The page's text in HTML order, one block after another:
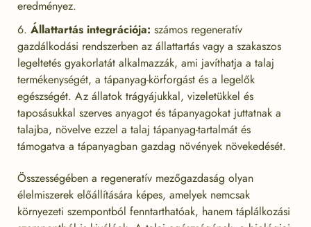
eredményez.
Állattartás integrációja: számos regeneratív
gazdálkodási rendszerben az állattartás vagy a szakaszos
legeltetés gyakorlatát alkalmazzák, ami javíthatja a talaj
termékenységét, a tápanyag-körforgást és a legelők
egészségét. Az állatok trágyájukkal, vizeletükkel és
taposásukkal szerves anyagot és tápanyagokat juttatnak a
talajba, növelve ezzel a talaj tápanyag-tartalmát és
támogatva a tápanyagban gazdag növények növekedését.
Összességében a regeneratív mezőgazdaság olyan
élelmiszerek előállítására képes, amelyek nemcsak
környezeti szempontból fenntarthatóak, hanem táplálkozási